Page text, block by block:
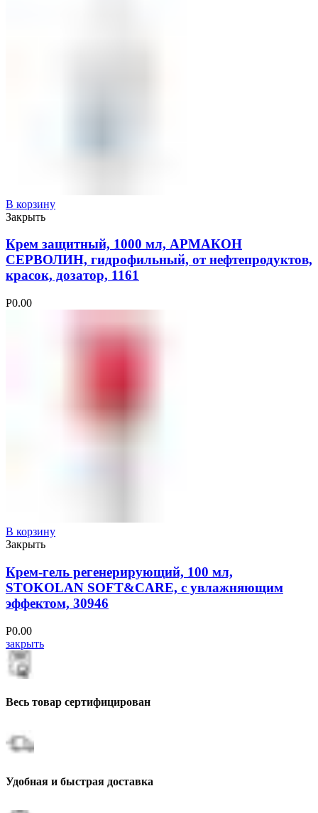
В корзину
Закрыть
Крем защитный, 1000 мл, АРМАКОН
СЕРВОЛИН, гидрофильный, от нефтепродуктов,
красок, дозатор, 1161
Р0.00
В корзину
Закрыть
Крем-гель регенерирующий, 100 мл,
STOKOLAN SOFT&CARE, с увлажняющим
эффектом, 30946
Р0.00
закрыть
Весь товар сертифицирован
Удобная и быстрая доставка